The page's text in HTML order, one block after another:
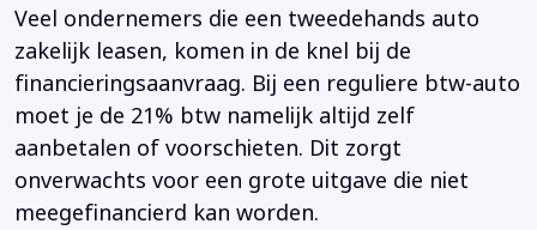
Veel ondernemers die een tweedehands auto
zakelijk leasen, komen in de knel bij de
financieringsaanvraag. Bij een reguliere btw-auto
moet je de 21% btw namelijk altijd zelf
aanbetalen of voorschieten. Dit zorgt
onverwachts voor een grote uitgave die niet
meegefinancierd kan worden.